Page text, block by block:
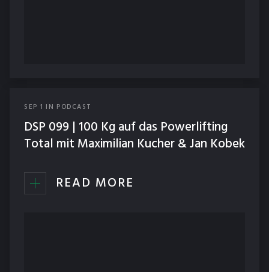
SEP 1 IN PODCAST
DSP 099 | 100 Kg auf das Powerlifting
Total mit Maximilian Kucher & Jan Kobek
READ MORE